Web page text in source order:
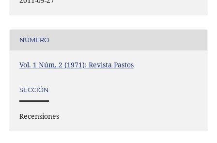
NÚMERO
Vol. 1 Núm. 2 (1971): Revista Pastos
SECCIÓN
Recensiones